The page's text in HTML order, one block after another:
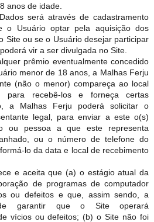
anos de idade.
será através de cadastramento
o Usuário optar pela aquisição dos
Site ou se o Usuário desejar participar
vir a ser divulgada no Site.
prêmio eventualmente concedido
menor de 18 anos, a Malhas Ferju
(não o menor) compareça ao local
para recebê-los e forneça certas
a Malhas Ferju poderá solicitar o
legal, para enviar a este o(s)
ou pessoa a que este representa
ou o número de telefone do
lo da data e local de recebimento
e aceita que (a) o estágio atual da
de programas de computador
ou defeitos e que, assim sendo, a
garantir que o Site operar
vícios ou defeitos; (b) o Site não foi